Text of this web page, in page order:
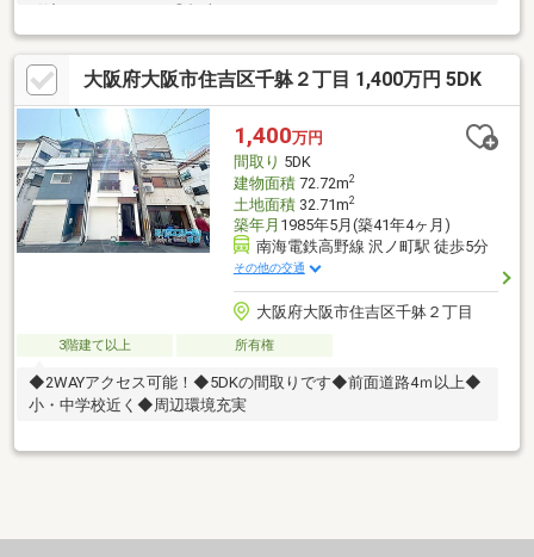
引渡しとなります！ ◎担当：たかはし
大阪府大阪市住吉区千躰２丁目 1,400万円 5DK
1,400万円
間取り 5DK
建物面積72.72m2
土地面積32.71m2
築年月 1985年5月(築41年4ヶ月)
南海電鉄高野線 沢ノ町駅 徒歩5分
その他の交通
大阪府大阪市住吉区千躰２丁目
3階建て以上 所有権
◆2WAYアクセス可能！◆5DKの間取りです◆前面道路4ｍ以上◆
小・中学校近く◆周辺環境充実